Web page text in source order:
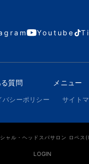
Youtube
質問 メニュー
バシーポリシー サイト
ャル・ヘッドスパサロン ロペ
LOGIN